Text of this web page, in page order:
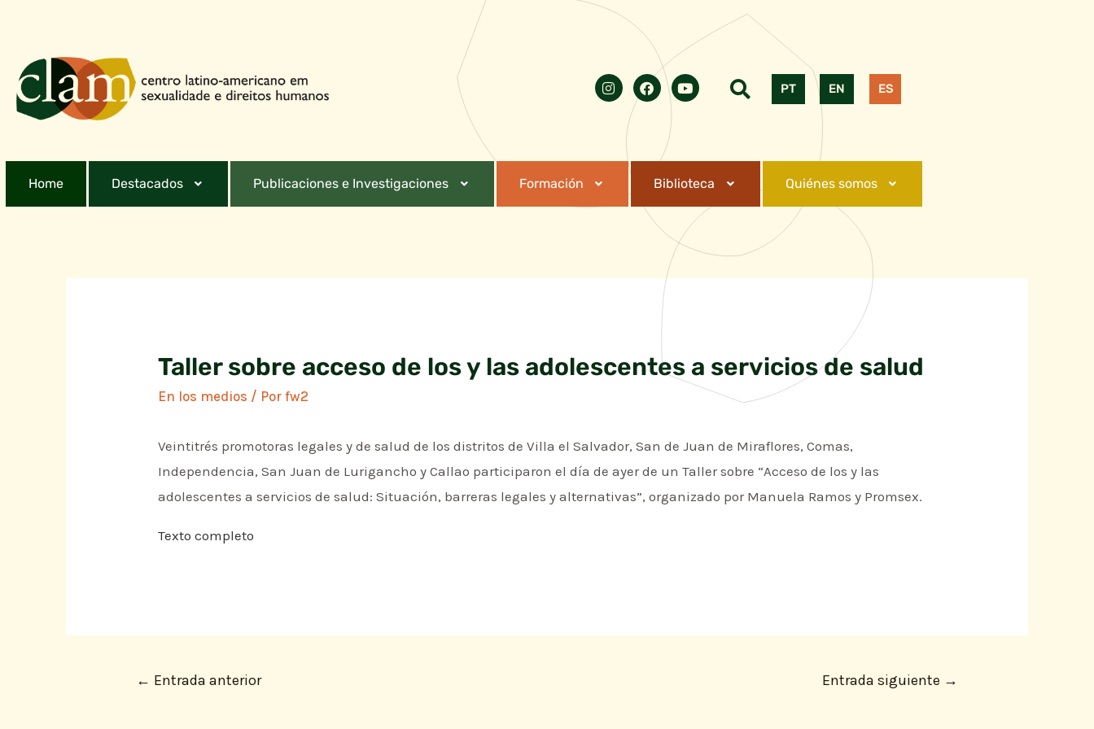
PT EN ES
Home Destacados Publicaciones e Investigaciones Formación Biblioteca Quiénes somos
Taller sobre acceso de los y las adolescentes a servicios de salud
En los medios / Porfw2
Veintitrés promotoras legales y de salud de los distritos de Villa el Salvador, San de Juan de Miraflores, Comas,
Independencia, San Juan de Lurigancho y Callao participaron el día de ayer de un Taller sobre “Acceso de los y las
adolescentes a servicios de salud: Situación, barreras legales y alternativas”, organizado por Manuela Ramos y Promsex.
Texto completo
← Entrada anterior Entrada siguiente →